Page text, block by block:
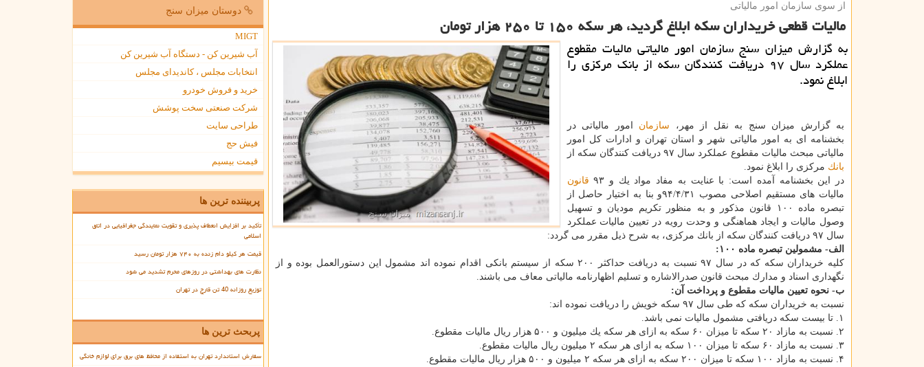
از سوی سازمان امور مالیاتی
مالیات قطعی خریداران سكه ابلاغ گردید، هر سكه ۱۵۰ تا ۲۵۰ هزار تومان
به گزارش میزان سنج سازمان امور مالیاتی مالیات مقطوع
عملكرد سال ۹۷ دریافت كنندگان سكه از بانك مركزی را
ابلاغ نمود.
به گزارش میزان سنج به نقل از مهر، سازمان امور مالیاتی در
بخشنامه ای به امور مالیاتی شهر و استان تهران و ادارات كل امور
مالیاتی مبحث مالیات مقطوع عملكرد سال ۹۷ دریافت كنندگان سكه از
بانك مركزی را ابلاغ نمود.
در این بخشنامه آمده است: با عنایت به مفاد مواد یك و ۹۳
قانون
مالیات های مستقیم اصلاحی مصوب ۳۱/‏۴/‏۹۴‬و بنا به اختیار حاصل از
تبصره ماده ۱۰۰ قانون مذكور و به منظور تكریم مودیان و تسهیل
وصول مالیات و ایجاد هماهنگی و وحدت رویه در تعیین مالیات عملكرد
سال ۹۷ دریافت كنندگان سكه از بانك مركزی، به شرح ذیل مقرر می گردد:
الف- مشمولین تبصره ماده ۱۰۰:
كلیه خریداران سكه كه در سال ۹۷ نسبت به دریافت حداكثر ۲۰۰ سكه از سیستم بانكی اقدام نموده اند مشمول این دستورالعمل بوده و از
نگهداری اسناد و مدارك مبحث قانون صدرالاشاره و تسلیم اظهارنامه مالیاتی معاف می باشند.
ب- نحوه تعیین مالیات مقطوع و پرداخت آن:
نسبت به خریداران سكه كه طی سال ۹۷ سكه خویش را دریافت نموده اند:
۱. تا بیست سكه دریافتی مشمول مالیات نمی باشد.
۲. نسبت به مازاد ۲۰ سكه تا میزان ۶۰ سكه به ازای هر سكه یك میلیون و ۵۰۰ هزار ریال مالیات مقطوع.
۳. نسبت به مازاد ۶۰ سكه تا میزان ۱۰۰ سكه به ازای هر سكه ۲ میلیون ریال مالیات مقطوع.
۴. نسبت به مازاد ۱۰۰ سكه تا میزان ۲۰۰ سكه به ازای هر سكه ۲ میلیون و ۵۰۰ هزار ریال مالیات مقطوع.
دوستان میزان سنج
MIGT
آب شیرین کن - دستگاه آب شیرین کن
انتخابات مجلس ، کاندیدای مجلس
خرید و فروش خودرو
شرکت صنعتی سخت پوشش
طراحی سایت
فیش حج
قیمت بیسیم
پربیننده ترین ها
تأکید بر افزایش انعطاف پذیری و تقویت نمایندگی جغرافیایی در اتاق
اسلامی
قیمت هر کیلو دام زنده به ۷۴۰ هزار تومان رسید
نظارت های بهداشتی در روزهای محرم تشدید می شود
توزیع روزانه 40 تن قارچ در تهران
پربحث ترین ها
سفارش استاندارد تهران به استفاده از محافظ های برق برای لوازم خانگی